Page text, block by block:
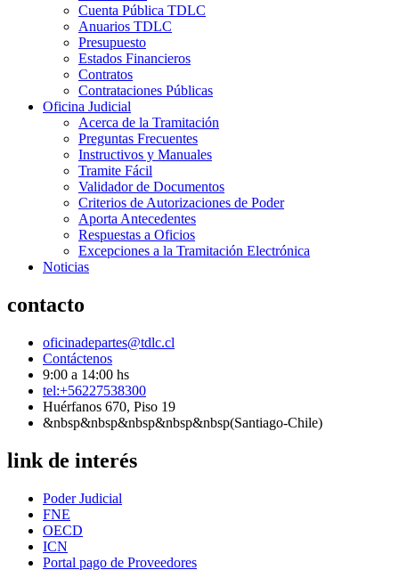
Cuenta Pública TDLC
Anuarios TDLC
Presupuesto
Estados Financieros
Contratos
Contrataciones Públicas
Oficina Judicial
Acerca de la Tramitación
Preguntas Frecuentes
Instructivos y Manuales
Tramite Fácil
Validador de Documentos
Criterios de Autorizaciones de Poder
Aporta Antecedentes
Respuestas a Oficios
Excepciones a la Tramitación Electrónica
Noticias
contacto
oficinadepartes@tdlc.cl
Contáctenos
9:00 a 14:00 hs
tel:+56227538300
Huérfanos 670, Piso 19
&nbsp&nbsp&nbsp&nbsp&nbsp(Santiago-Chile)
link de interés
Poder Judicial
FNE
OECD
ICN
Portal pago de Proveedores